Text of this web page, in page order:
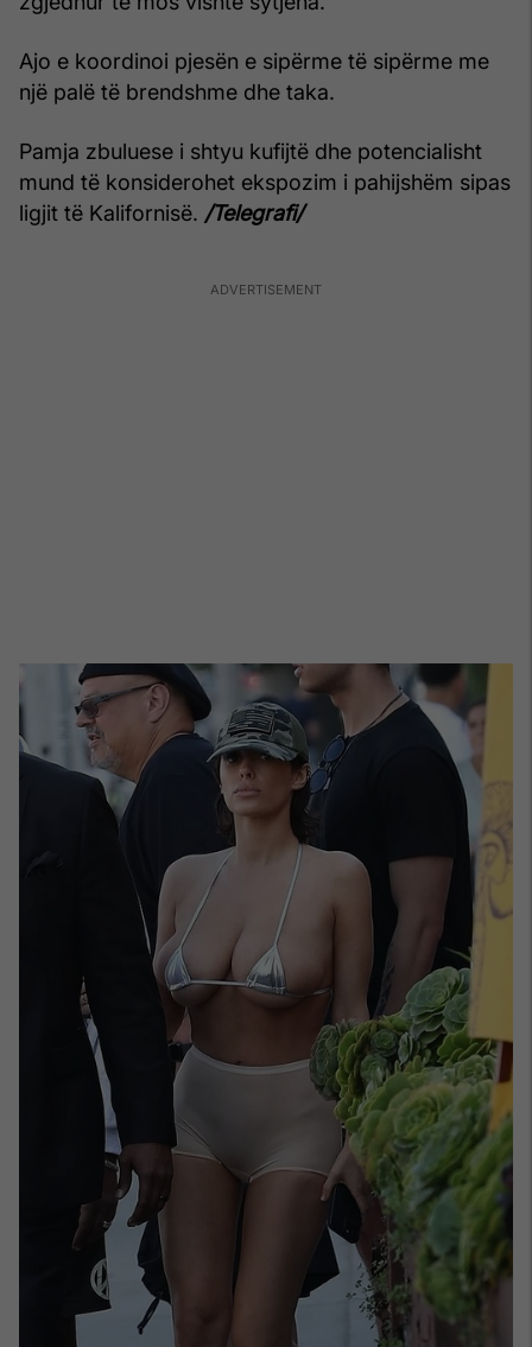
Ajo e koordinoi pjesën e sipërme të sipërme me
një palë të brendshme dhe taka.
Pamja zbuluese i shtyu kufijtë dhe potencialisht
mund të konsiderohet ekspozim i pahijshëm sipas
ligjit të Kalifornisë. /Telegrafi/